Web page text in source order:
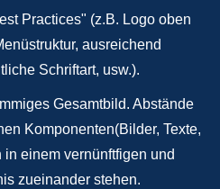
Practices" (z.B. Logo oben
ausreichend
Schriftart, usw.).
Gesamtbild. Abstände
Komponenten(Bilder, Texte,
einem vernünftfigen und
zueinander stehen.